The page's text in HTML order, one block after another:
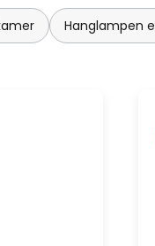
Hanglampen